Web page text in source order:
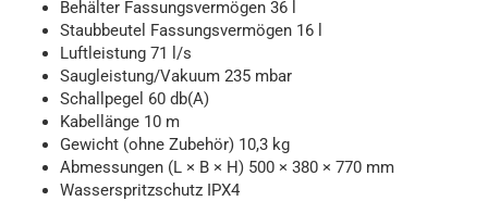
Behälter Fassungsvermögen 36 l
Staubbeutel Fassungsvermögen 16 l
Luftleistung 71 l/s
Saugleistung/Vakuum 235 mbar
Schallpegel 60 db(A)
Kabellänge 10 m
Gewicht (ohne Zubehör) 10,3 kg
Abmessungen (L × B × H) 500 × 380 × 770 mm
Wasserspritzschutz IPX4